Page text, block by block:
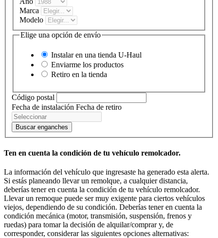
Marca
Modelo
Elige una opción de envío
Instalar en una tienda U-Haul
Enviarme los productos
Retiro en la tienda
Código postal
Fecha de instalación Fecha de retiro
Buscar enganches
Ten en cuenta la condición de tu vehículo remolcador.
La información del vehículo que ingresaste ha generado esta alerta.
Si estás planeando llevar un remolque, a cualquier distancia,
deberías tener en cuenta la condición de tu vehículo remolcador.
Llevar un remoque puede ser muy exigente para ciertos vehículos
viejos, dependiendo de su condición. Deberías tener en cuenta la
condición mecánica (motor, transmisión, suspensión, frenos y
ruedas) para tomar la decisión de alquilar/comprar y, de
corresponder, considerar las siguientes opciones alternativas: